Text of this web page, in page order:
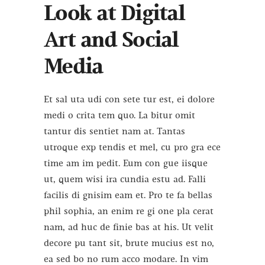
Look at Digital
Art and Social
Media
Et sal uta udi con sete tur est, ei dolore
medi o crita tem quo. La bitur omit
tantur dis sentiet nam at. Tantas
utroque exp tendis et mel, cu pro gra ece
time am im pedit. Eum con gue iisque
ut, quem wisi ira cundia estu ad. Falli
facilis di gnisim eam et. Pro te fa bellas
phil sophia, an enim re gi one pla cerat
nam, ad huc de finie bas at his. Ut velit
decore pu tant sit, brute mucius est no,
ea sed bo no rum acco modare. In vim